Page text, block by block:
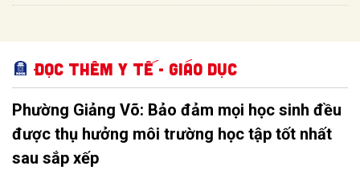
Đọc thêm Y tế - Giáo dục
Phường Giảng Võ: Bảo đảm mọi học sinh đều
được thụ hưởng môi trường học tập tốt nhất
sau sắp xếp